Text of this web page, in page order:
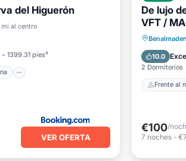
del Higuerón
al centro
1399.31 pies²
Piscina
VER OFERTA
De lujo
VFT /
10.0
2 Dormitorios
Frente al
€100/
7 noches -